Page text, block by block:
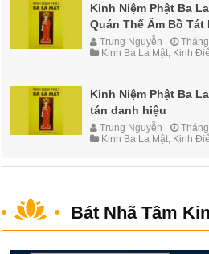
Kinh Niệm Phật Ba
Quán Thế Âm Bồ Tát
Trung Nguyễn
Kinh Ba La Mật Kinh
Kinh Niệm Phật Ba
tán danh hiệu
Trung Nguyễn
Kinh Ba La Mật Kinh
Bát Nhã Tâm